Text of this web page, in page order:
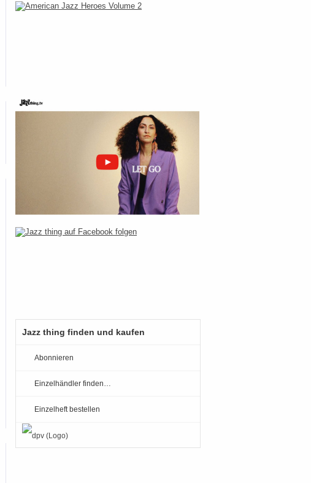
Jazz thing finden und kaufen
Abonnieren
Einzelhändler finden…
Einzelheft bestellen